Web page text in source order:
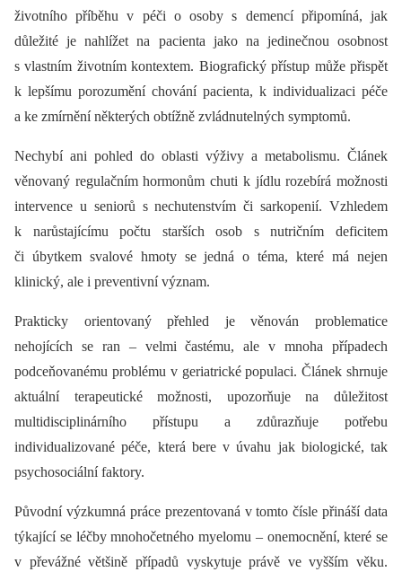
životního příběhu v péči o osoby s demencí připomíná, jak
důležité je nahlížet na pacienta jako na jedinečnou osobnost
s vlastním životním kontextem. Biografický přístup může přispět
k lepšímu porozumění chování pacienta, k individualizaci péče
a ke zmírnění některých obtížně zvládnutelných symptomů.
Nechybí ani pohled do oblasti výživy a metabolismu. Článek
věnovaný regulačním hormonům chuti k jídlu rozebírá možnosti
intervence u seniorů s nechutenstvím či sarkopenií. Vzhledem
k narůstajícímu počtu starších osob s nutričním deficitem
či úbytkem svalové hmoty se jedná o téma, které má nejen
klinický, ale i preventivní význam.
Prakticky orientovaný přehled je věnován problematice
nehojících se ran –⁠ velmi častému, ale v mnoha případech
podceňovanému problému v geriatrické populaci. Článek shrnuje
aktuální terapeutické možnosti, upozorňuje na důležitost
multidisciplinárního přístupu a zdůrazňuje potřebu
individualizované péče, která bere v úvahu jak biologické, tak
psychosociální faktory.
Původní výzkumná práce prezentovaná v tomto čísle přináší data
týkající se léčby mnohočetného myelomu –⁠ onemocnění, které se
v převážné většině případů vyskytuje právě ve vyšším věku.